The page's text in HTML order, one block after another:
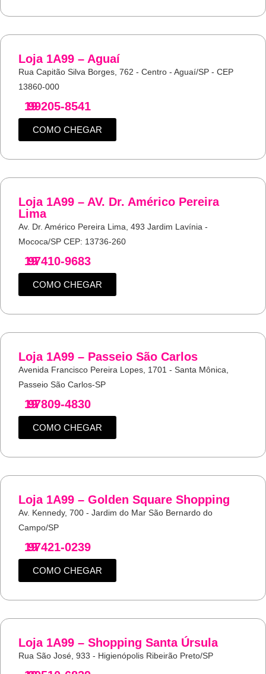
Loja 1A99 – Aguaí
Rua Capitão Silva Borges, 762 - Centro - Aguaí/SP - CEP
13860-000
19
99205-8541
COMO CHEGAR
Loja 1A99 – AV. Dr. Américo Pereira
Lima
Av. Dr. Américo Pereira Lima, 493 Jardim Lavínia -
Mococa/SP CEP: 13736-260
19
97410-9683
COMO CHEGAR
Loja 1A99 – Passeio São Carlos
Avenida Francisco Pereira Lopes, 1701 - Santa Mônica,
Passeio São Carlos-SP
19
97809-4830
COMO CHEGAR
Loja 1A99 – Golden Square Shopping
Av. Kennedy, 700 - Jardim do Mar São Bernardo do
Campo/SP
19
97421-0239
COMO CHEGAR
Loja 1A99 – Shopping Santa Úrsula
Rua São José, 933 - Higienópolis Ribeirão Preto/SP